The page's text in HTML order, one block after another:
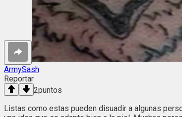
ArmySash
Reportar
2puntos
Listas como estas pueden disuadir a algunas